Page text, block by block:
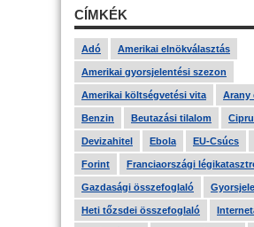
CÍMKÉK
Adó Amerikai elnökválasztás
Amerikai gyorsjelentési szezon
Amerikai költségvetési vita Arany
Benzin Beutazási tilalom
Devizahitel Ebola EU-Csúcs
Forint Franciaországi
Gazdasági összefoglaló
Heti tőzsdei összefoglaló